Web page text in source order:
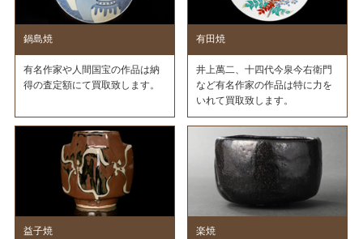
鍋島焼
有名作家や人間国宝の作品は納
得の査定額にて買取致します。
有田焼
井上萬二、十四代今泉今右衛門
など有名作家の作品は特に力を
いれて買取致します。
益子焼 楽焼